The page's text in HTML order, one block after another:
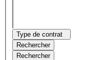
Type de contrat
Rechercher
Rechercher